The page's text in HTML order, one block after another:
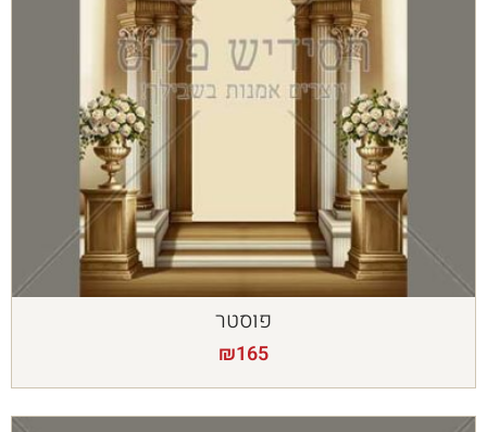
פוסטר
₪165